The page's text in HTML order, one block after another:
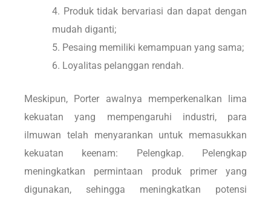
Produk tidak bervariasi dan dapat dengan
mudah diganti;
Pesaing memiliki kemampuan yang sama;
Loyalitas pelanggan rendah.
Meskipun, Porter awalnya memperkenalkan lima
kekuatan yang mempengaruhi industri, para
ilmuwan telah menyarankan untuk memasukkan
kekuatan keenam: Pelengkap. Pelengkap
meningkatkan permintaan produk primer yang
digunakan, sehingga meningkatkan potensi